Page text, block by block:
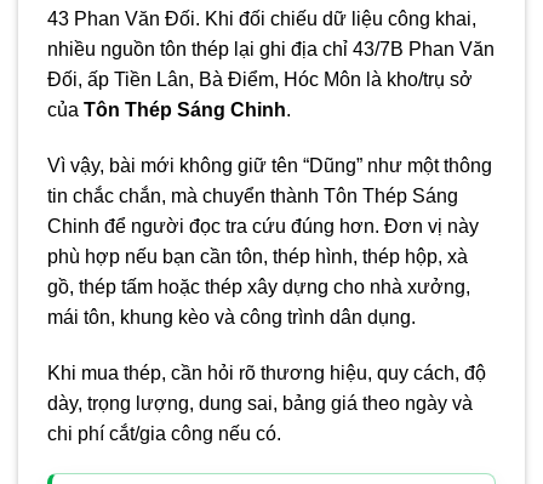
43 Phan Văn Đối. Khi đối chiếu dữ liệu công khai,
nhiều nguồn tôn thép lại ghi địa chỉ 43/7B Phan Văn
Đối, ấp Tiền Lân, Bà Điểm, Hóc Môn là kho/trụ sở
của Tôn Thép Sáng Chinh.
Vì vậy, bài mới không giữ tên “Dũng” như một thông
tin chắc chắn, mà chuyển thành Tôn Thép Sáng
Chinh để người đọc tra cứu đúng hơn. Đơn vị này
phù hợp nếu bạn cần tôn, thép hình, thép hộp, xà
gồ, thép tấm hoặc thép xây dựng cho nhà xưởng,
mái tôn, khung kèo và công trình dân dụng.
Khi mua thép, cần hỏi rõ thương hiệu, quy cách, độ
dày, trọng lượng, dung sai, bảng giá theo ngày và
chi phí cắt/gia công nếu có.